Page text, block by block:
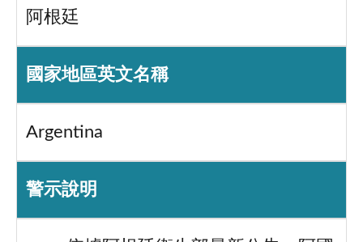
阿根廷
國家地區英文名稱
Argentina
警示說明